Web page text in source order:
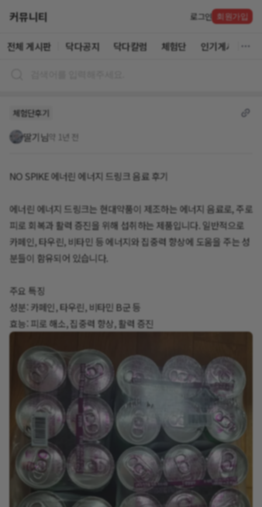
커뮤니티 로그인 회원가입
전체 게시판 닥다공지 닥다칼럼 체험단 인기게시글
체험단후기
딸기님 약 1년 전
NO SPIKE 에너린 에너지 드링크 음료 후기
에너린 에너지 드링크는 현대약품이 제조하는 에너지 음료로, 주로
피로 회복과 활력 증진을 위해 섭취하는 제품입니다. 일반적으로
카페인, 타우린, 비타민 등 에너지와 집중력 향상에 도움을 주는 성
분들이 함유되어 있습니다.
주요 특징
성분: 카페인, 타우린, 비타민 B군 등
효능: 피로 해소, 집중력 향상, 활력 증진